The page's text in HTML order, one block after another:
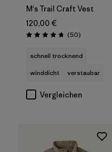
M's Trail Craft Vest
120,00 €
Bewertung: 4.8 / 5
(50Rezensionen
)
schnell trocknend
winddicht
verstaubar
Vergleichen